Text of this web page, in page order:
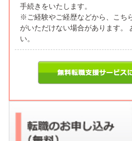
手続きをいたします。
※ご経験やご経歴などから、こち
がいただけない場合があります。
い。